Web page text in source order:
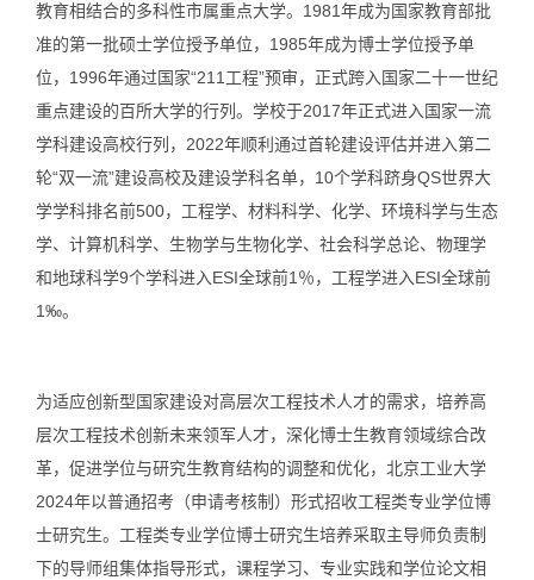
教育相结合的多科性市属重点大学。1981年成为国家教育部批
准的第一批硕士学位授予单位，1985年成为博士学位授予单
位，1996年通过国家“211工程”预审，正式跨入国家二十一世纪
重点建设的百所大学的行列。学校于2017年正式进入国家一流
学科建设高校行列，2022年顺利通过首轮建设评估并进入第二
轮“双一流”建设高校及建设学科名单，10个学科跻身QS世界大
学学科排名前500，工程学、材料科学、化学、环境科学与生态
学、计算机科学、生物学与生物化学、社会科学总论、物理学
和地球科学9个学科进入ESI全球前1％，工程学进入ESI全球前
1‰。
为适应创新型国家建设对高层次工程技术人才的需求，培养高
层次工程技术创新未来领军人才，深化博士生教育领域综合改
革，促进学位与研究生教育结构的调整和优化，北京工业大学
2024年以普通招考（申请考核制）形式招收工程类专业学位博
士研究生。工程类专业学位博士研究生培养采取主导师负责制
下的导师组集体指导形式，课程学习、专业实践和学位论文相